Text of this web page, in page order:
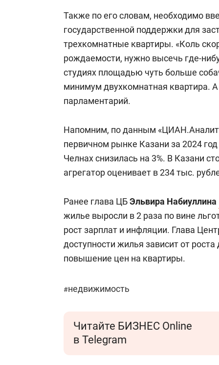
Также по его словам, необходимо
государственной поддержки для
трехкомнатные квартиры. «Коль
рождаемости, нужно высечь где-
студиях площадью чуть больше
минимум двухкомнатная квартира.
парламентарий.
Напомним, по данным
первичном рынке Казани за 2024 год
Челнах снизилась на 3%. В Казани
агрегатор оценивает в 234 тыс.
Ранее глава ЦБЭльвира Набиуллина
жилье выросли в 2 раза по вине
рост зарплат и инфляции. Глава
доступности жилья зависит от
повышение цен на квартиры.
#недвижимость
Читайте БИЗНЕС Online
в Telegram